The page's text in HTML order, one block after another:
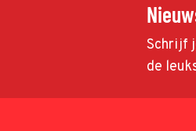
Schrijf
de